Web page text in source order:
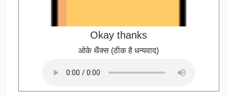
Okay thanks
ओके थैंक्स (ठीक है धन्यवाद)